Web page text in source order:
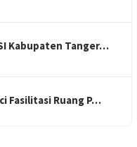
Kabupaten Tanger…
Fasilitasi Ruang P…